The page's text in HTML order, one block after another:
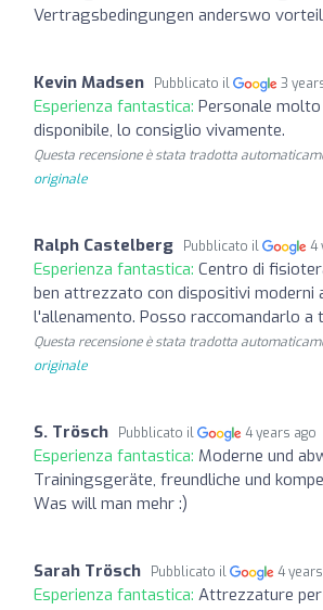
Vertragsbedingungen anderswo
Kevin Madsen Pubblicato il 3
Esperienza fantastica: Personale
disponibile, lo consiglio vivamente.
Questa recensione è stata tradotta
originale
Ralph Castelberg Pubblicato il 4
Esperienza fantastica: Centro di
ben attrezzato con dispositivi moderni
l'allenamento. Posso raccomandarlo a
Questa recensione è stata tradotta
originale
S. Trösch Pubblicato il 4 years ago
Esperienza fantastica: Moderne und
Trainingsgeräte, freundliche und
Was will man mehr :)
Sarah Trösch Pubblicato il 4
Esperienza fantastica: Attrezzature